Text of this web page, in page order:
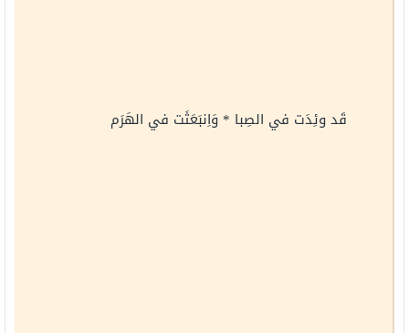
قَد وئِدَت في الصِبا * وَاِنبَعَثَت في الهَرَم